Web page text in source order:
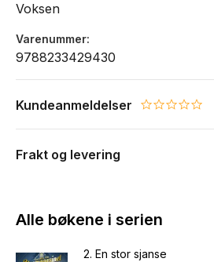
Voksen
Varenummer
9788233429430
Kundeanmeldelser 0.0 star rating
Frakt og levering
Alle bøkene i serien
2. En stor sjanse